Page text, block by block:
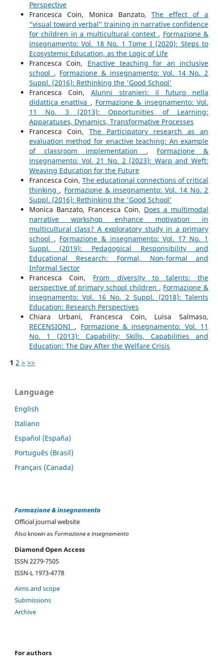
Perspective
Francesca Coin, Monica Banzato,The effect of a
“visual toward verbal” training in narrative confidence
for children in a multicultural context , Formazione &
insegnamento: Vol. 18 No. 1 Tome I (2020): Steps to
Ecosystemic Education, as the Logic of Life
Francesca Coin, Enactive teaching for an inclusive
school , Formazione & insegnamento: Vol. 14 No. 2
Suppl. (2016): Rethinking the 'Good School'
Francesca Coin,Alunni stranieri: il futuro nella
didattica enattiva , Formazione & insegnamento: Vol.
11 No. 3 (2013): Opportunities of Learning:
Apparatuses, Dynamics, Transformative Processes
Francesca Coin, The Participatory research as an
evaluation method for enactive teaching: An example
of classroom implementation , Formazione &
insegnamento: Vol. 21 No. 2 (2023): Warp and Weft:
Weaving Education for the Future
Francesca Coin, The educational connections of critical
thinking , Formazione & insegnamento: Vol. 14 No. 2
Suppl. (2016): Rethinking the 'Good School'
Monica Banzato, Francesca Coin, Does a multimodal
narrative workshop enhance motivation in
multicultural class? A exploratory study in a primary
school , Formazione & insegnamento: Vol. 17 No. 1
Suppl. (2019): Pedagogical Responsibility and
Educational Research: Formal, Non-formal and
Informal Sector
Francesca Coin, From diversity to talents: the
perspective of primary school children , Formazione &
insegnamento: Vol. 16 No. 2 Suppl. (2018): Talents
Education: Research Perspectives
Chiara Urbani, Francesca Coin, Luisa Salmaso,
RECENSIONI , Formazione & insegnamento: Vol. 11
No. 1 (2013): Capability; Skills, Capabilities and
Education: The Day After the Welfare Crisis
1 2 > >>
Language
English
Italiano
Español (España)
Português (Brasil)
Français (Canada)
Formazione & insegnamento
Official journal website
Also known asFormazione e insegnamento
Diamond Open Access
ISSN 2279-7505
ISSN-L 1973-4778
Aims and scope
Submissions
Archive
For authors